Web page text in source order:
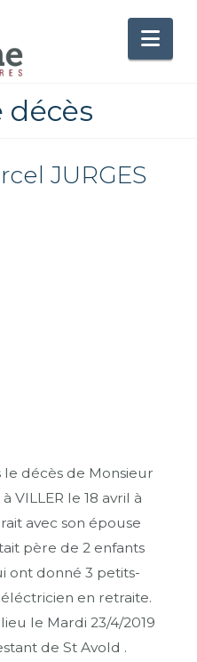
décès
JURGES
le décès de Monsieur
VILLER le 18 avril à
avec son épouse
père de 2 enfants
ont donné 3 petits-
en retraite.
le Mardi 23/4/2019
de St Avold .